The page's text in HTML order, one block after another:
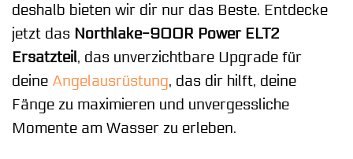
deshalb bieten wir dir nur das Beste. Entdecke
jetzt das Northlake-900R Power ELT2
Ersatzteil, das unverzichtbare Upgrade für
deine Angelausrüstung, das dir hilft, deine
Fänge zu maximieren und unvergessliche
Momente am Wasser zu erleben.